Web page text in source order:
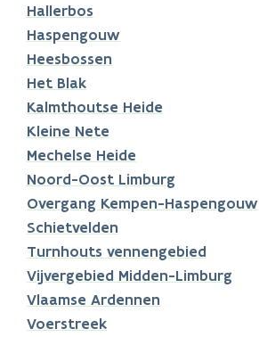
Hallerbos
Haspengouw
Heesbossen
Het Blak
Kalmthoutse Heide
Kleine Nete
Mechelse Heide
Noord-Oost Limburg
Overgang Kempen-Haspengouw
Schietvelden
Turnhouts vennengebied
Vijvergebied Midden-Limburg
Vlaamse Ardennen
Voerstreek